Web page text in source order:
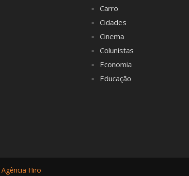
Carro
Cidades
Cinema
Colunistas
Economia
Educação
Agência Hiro